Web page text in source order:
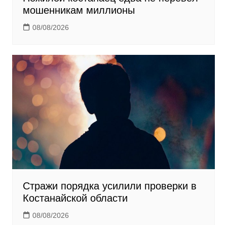
мошенникам миллионы
08/08/2026
Стражи порядка усилили проверки в
Костанайской области
08/08/2026